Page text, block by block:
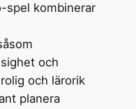
spel kombinerar
och
och lärorik
planera